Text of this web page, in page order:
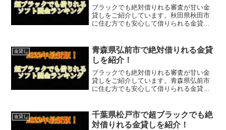
ブラックでも絶対借りれる審査が甘い金
貸しをご紹介しています。秋田県秋田市
に住む方でも安心して借りられる金貸し
はなく、国または秋田県秋田市で貸金業
登録をしている正規の金貸し...
金貸し
青森県弘前市で絶対借りれる金貸
しを紹介！
ブラックでも絶対借りれる審査が甘い金
貸しをご紹介しています。青森県弘前市
に住む方でも安心して借りられる金貸し
はなく、国または青森県弘前市で貸金業
登録をしている正規の金貸し...
金貸し
千葉県松戸市で超ブラックでも絶
対借りれる金貸しを紹介！